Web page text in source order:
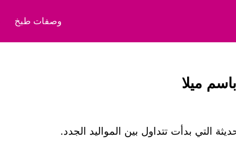
وصفات طبخ
التي بدأت تتداول بين المواليد الجدد.